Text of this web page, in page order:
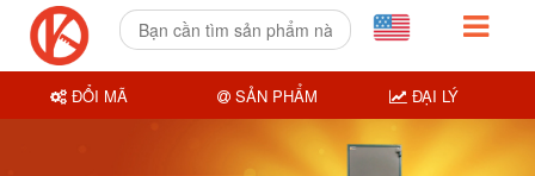
ĐỔI MÃ SẢN PHẨM ĐẠI LÝ